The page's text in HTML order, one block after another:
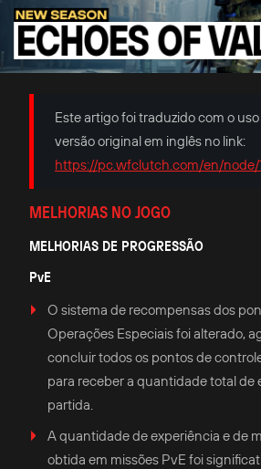
Este artigo foi traduzido com o uso
versão original em inglês no link:
https://pc.wfclutch.com/en/node/
MELHORIAS NO JOGO
MELHORIAS DE PROGRESSÃO
PvE
O sistema de recompensas dos
Operações Especiais foi alterado,
concluir todos os pontos de
para receber a quantidade total de
partida.
A quantidade de experiência e de
obtida em missões PvE foi